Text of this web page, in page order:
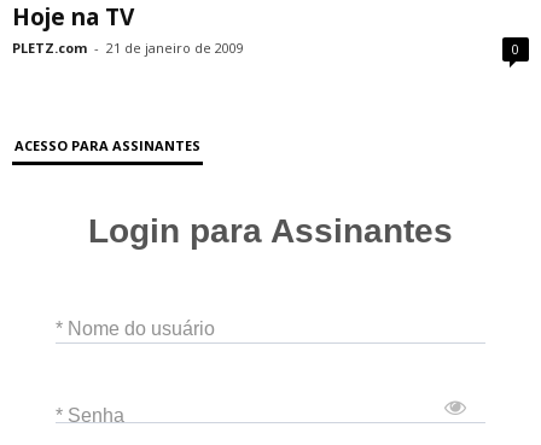
Hoje na TV
PLETZ.com - 21 de janeiro de 2009 0
ACESSO PARA ASSINANTES
Login para Assinantes
* Nome do usuário
* Senha